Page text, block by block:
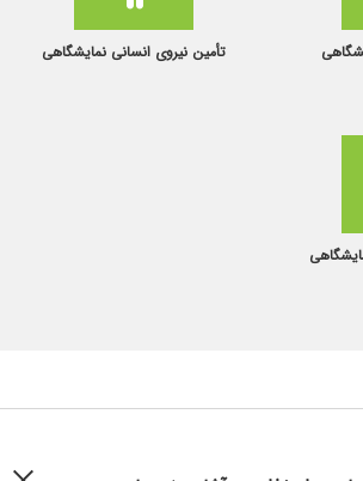
تأمین نیروی انسانی نمایشگاهی